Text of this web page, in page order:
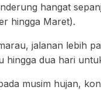
hangat
hingga Maret).
jalanan lebih
hingga dua hari
musim hujan,